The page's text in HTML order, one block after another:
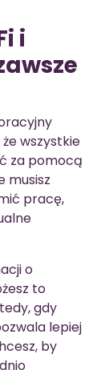
i
wszystkie
za pomocą
musisz
pracę,
o
to
gdy
lepiej
by